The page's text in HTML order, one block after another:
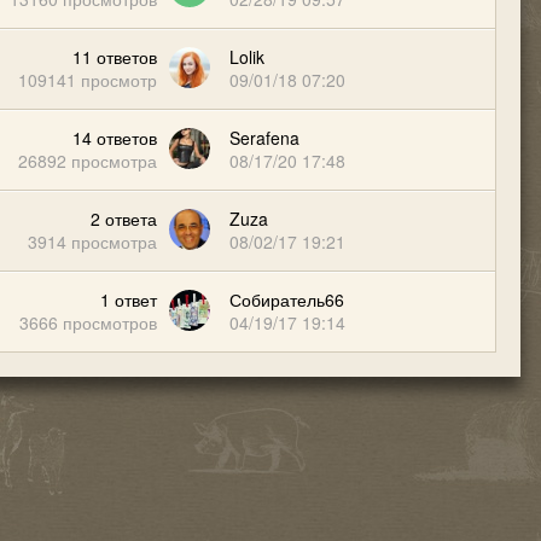
11 ответов
109141 просмотр
Lolik
09/01/18 07:20
14 ответов
26892 просмотра
Serafena
08/17/20 17:48
2 ответа
3914 просмотра
Zuza
08/02/17 19:21
1 ответ
3666 просмотров
Собиратель66
04/19/17 19:14